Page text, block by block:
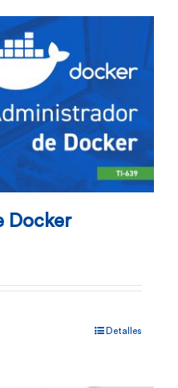
Docker
Detalles